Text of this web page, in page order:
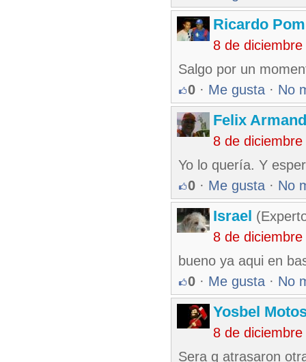
Ricardo
8 de
Salgo por un
0 · Me gusta · No
Felix
8 de
Yo lo quería. Y
0 · Me gusta · No
Israel
8 de
bueno ya aqui en
0 · Me gusta · No
Yosbel
8 de
Sera q atrasaron